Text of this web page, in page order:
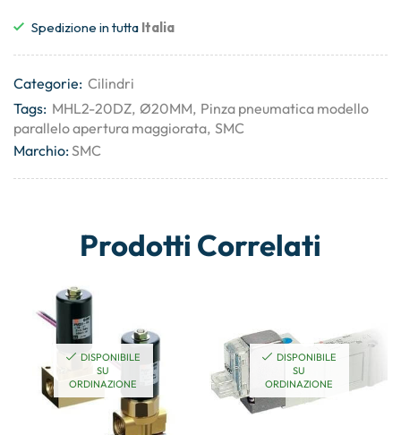
Spedizione in tutta Italia
Categorie: Cilindri
Tags: MHL2-20DZ, Ø20MM, Pinza pneumatica modello
parallelo apertura maggiorata, SMC
Marchio:SMC
Prodotti Correlati
DISPONIBILE
SU
ORDINAZIONE
DISPONIBILE
SU
ORDINAZIONE